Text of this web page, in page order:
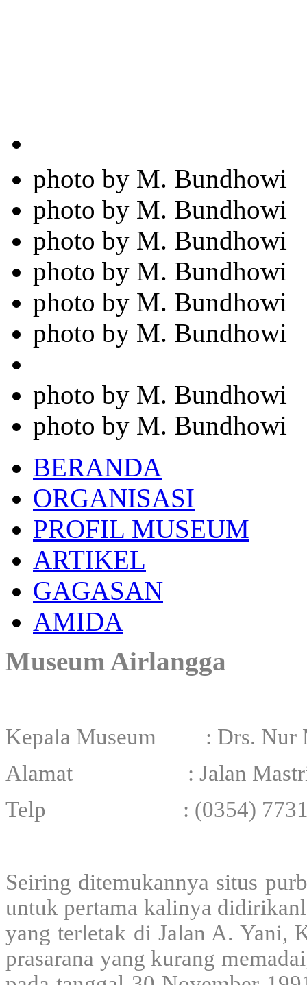
photo by M. Bundhowi
photo by M. Bundhowi
photo by M. Bundhowi
photo by M. Bundhowi
photo by M. Bundhowi
photo by M. Bundhowi
photo by M. Bundhowi
photo by M. Bundhowi
BERANDA
ORGANISASI
PROFIL MUSEUM
ARTIKEL
GAGASAN
AMIDA
Museum Airlangga
Kepala Museum : Drs. Nur
Alamat : Jalan Mastrip
Telp : (0354) 773157
Seiring ditemukannya situs
untuk pertama kalinya
yang terletak di Jalan A. Yani,
prasarana yang kurang